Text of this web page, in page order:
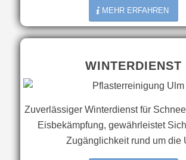
MEHR ERFAHREN
WINTERDIENST
Zuverlässiger Winterdienst für
Eisbekämpfung, gewährleistet
Zugänglichkeit rund um die